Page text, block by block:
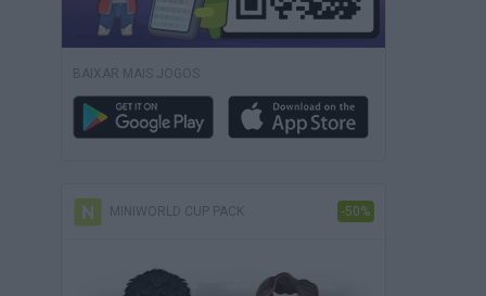
BAIXAR MAIS JOGOS
MINIWORLD CUP PACK -50%